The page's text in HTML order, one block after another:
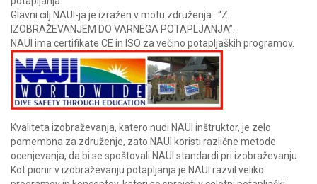
Glavni cilj NAUI-ja je izražen v motu združenja: “Z
IZOBRAŽEVANJEM DO VARNEGA POTAPLJANJA”.
NAUI ima certifikate CE in ISO za večino potapljaških programov.
Kvaliteta izobraževanja, katero nudi NAUI inštruktor, je zelo
pomembna za združenje, zato NAUI koristi različne metode
ocenjevanja, da bi se spoštovali NAUI standardi pri izobraževanju.
Kot pionir v izobraževanju potapljanja je NAUI razvil veliko